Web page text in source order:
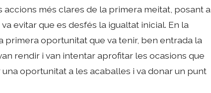
més clares de la primera meitat, posant a
evitar que es desfés la igualtat inicial. En la
primera oportunitat que va tenir, ben entrada la
rendir i van intentar aprofitar les ocasions que
oportunitat a les acaballes i va donar un punt